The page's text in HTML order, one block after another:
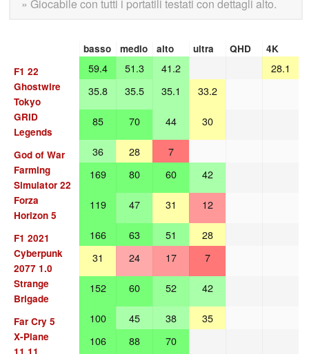
» Giocabile con tutti i portatili testati con dettagli alto.
basso medio alto ultra QHD
4K
F1 22
59.4 51.3 41.2 28.1
Ghostwire
Tokyo
35.8 35.5 35.1 33.2
GRID
Legends
85 70 44 30
God of War 36 28 7
Farming
Simulator 22
169 80 60 42
Forza
Horizon 5
119 47 31 12
F1 2021 166 63 51 28
Cyberpunk
2077 1.0
31 24 17 7
Strange
Brigade
152 60 52 42
Far Cry 5 100 45 38 35
X-Plane
106 88 70